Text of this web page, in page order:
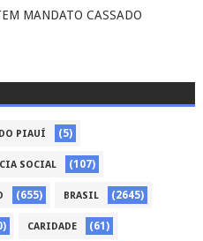
MANDATO CASSADO
PIAUÍ (5)
SOCIAL (107)
(655) BRASIL (2645)
CARIDADE (61)